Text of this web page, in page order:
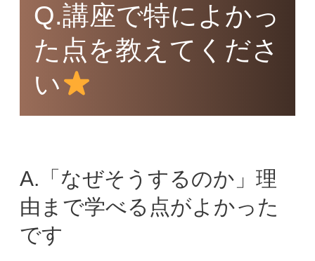
Q.講座で特によかっ
た点を教えてくださ
い
A.「なぜそうするのか」理
由まで学べる点がよかった
です